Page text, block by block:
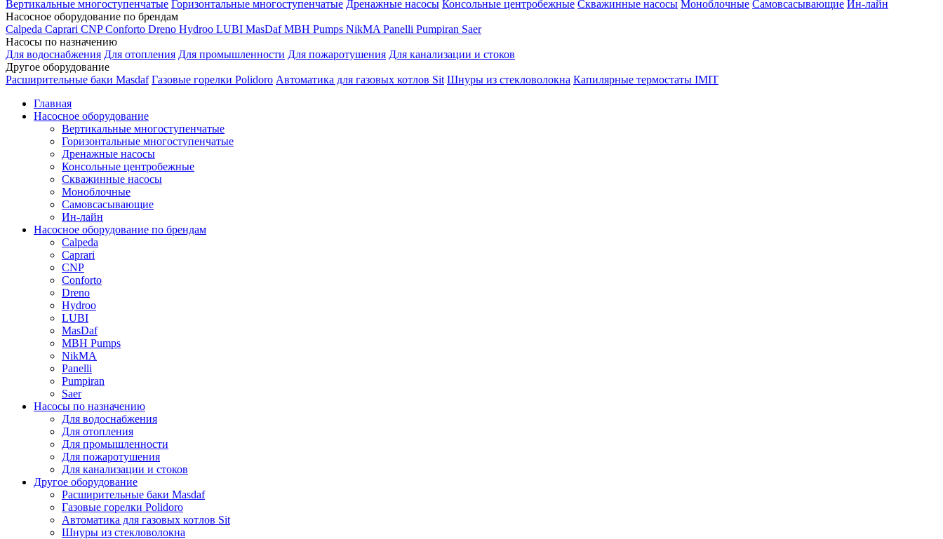
Вертикальные многоступенчатые Горизонтальные многоступенчатые Дренажные насосы Консольные центробежные Скважинные насосы Моноблочные Самовсасывающие Ин-лайн
Насосное оборудование по брендам
Calpeda Caprari CNP Conforto Dreno Hydroo LUBI MasDaf MBH Pumps NikMA Panelli Pumpiran Saer
Насосы по назначению
Для водоснабжения Для отопления Для промышленности Для пожаротушения Для канализации и стоков
Другое оборудование
Расширительные баки Masdaf Газовые горелки Polidoro Автоматика для газовых котлов Sit Шнуры из стекловолокна Капилярные термостаты IMIT
Главная
Насосное оборудование
Вертикальные многоступенчатые
Горизонтальные многоступенчатые
Дренажные насосы
Консольные центробежные
Скважинные насосы
Моноблочные
Самовсасывающие
Ин-лайн
Насосное оборудование по брендам
Calpeda
Caprari
CNP
Conforto
Dreno
Hydroo
LUBI
MasDaf
MBH Pumps
NikMA
Panelli
Pumpiran
Saer
Насосы по назначению
Для водоснабжения
Для отопления
Для промышленности
Для пожаротушения
Для канализации и стоков
Другое оборудование
Расширительные баки Masdaf
Газовые горелки Polidoro
Автоматика для газовых котлов Sit
Шнуры из стекловолокна